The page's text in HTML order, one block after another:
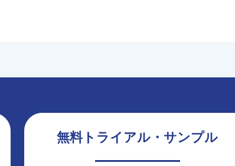
無料トライアル・サンプル